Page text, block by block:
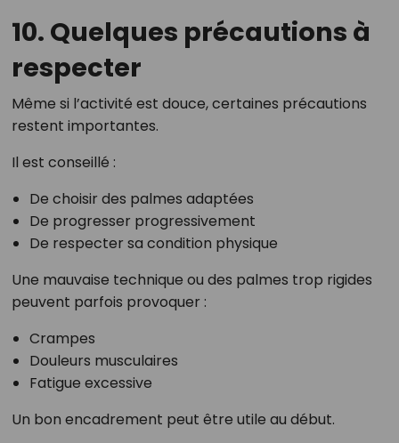
10. Quelques précautions à
respecter
Même si l’activité est douce, certaines précautions
restent importantes.
Il est conseillé :
De choisir des palmes adaptées
De progresser progressivement
De respecter sa condition physique
Une mauvaise technique ou des palmes trop rigides
peuvent parfois provoquer :
Crampes
Douleurs musculaires
Fatigue excessive
Un bon encadrement peut être utile au début.